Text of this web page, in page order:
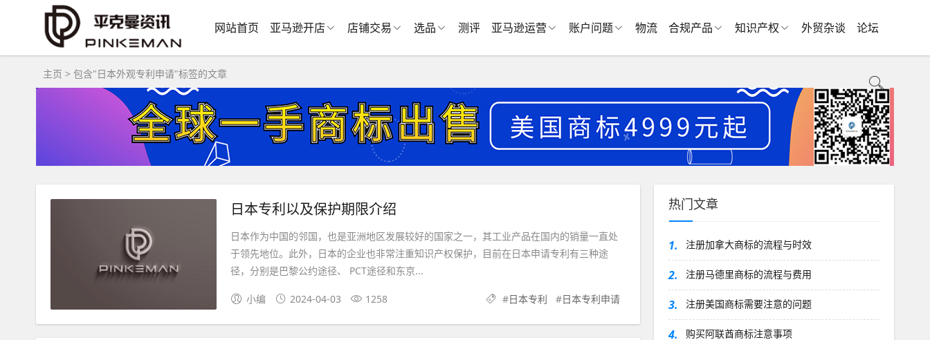
网站首页 亚马逊开店 店铺交易 选品 测评 亚马逊运营 账户问题 物流 合规产品 知识产权 外贸杂谈 论坛
主页 > 包含"日本外观专利申请"标签的文章
日本专利以及保护期限介绍
日本作为中国的邻国，也是亚洲地区发展较好的国家之一，其工业产品在国内的销量一直处
于领先地位。此外，日本的企业也非常注重知识产权保护，目前在日本申请专利有三种途
径，分别是巴黎公约途径、 PCT途径和东京...
小编 2024-04-03 1258 #日本专利 #日本专利申请
热门文章
1. 注册加拿大商标的流程与时效
2. 注册马德里商标的流程与费用
3. 注册美国商标需要注意的问题
4. 购买阿联酋商标注意事项